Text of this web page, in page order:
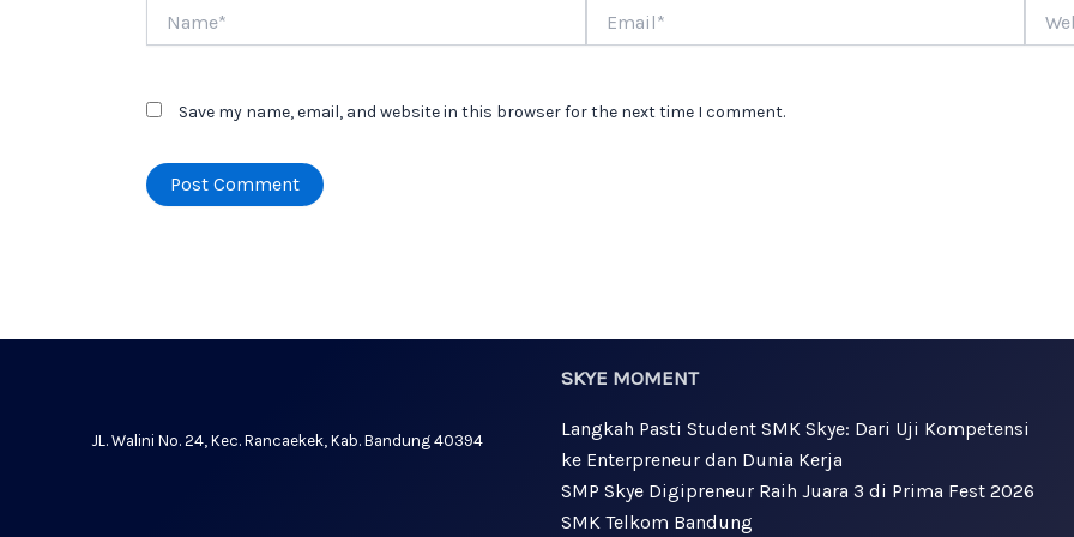
Save my name, email, and website in this browser for the next time I comment.
JL. Walini No. 24, Kec. Rancaekek, Kab. Bandung 40394
SKYE MOMENT
Langkah Pasti Student SMK Skye: Dari Uji Kompetensi
ke Enterpreneur dan Dunia Kerja
SMP Skye Digipreneur Raih Juara 3 di Prima Fest 2026
SMK Telkom Bandung